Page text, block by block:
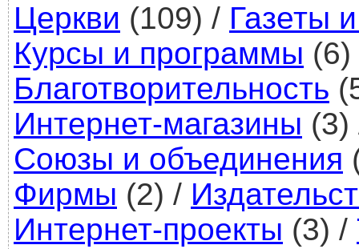
Церкви (109) / Газеты
Курсы и программы (6)
Благотворительность
Интернет-магазины (3)
Союзы и объединения
Фирмы (2) /
Интернет-проекты (3) /